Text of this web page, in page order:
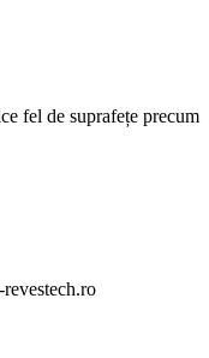
fel de suprafețe precum